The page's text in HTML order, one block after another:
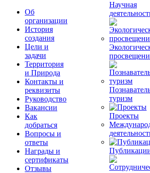
Об
организации
История
создания
Цели и
задачи
Территория
и Природа
Контакты и
реквизиты
Руководство
Вакансии
Как
добраться
Вопросы и
ответы
Награды и
сертификаты
Отзывы
Научная
туризм
Проекты